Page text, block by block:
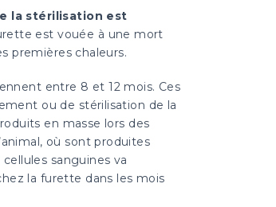
la stérilisation est
est vouée à une mort
premières chaleurs.
entre 8 et 12 mois. Ces
ou de stérilisation de la
en masse lors des
où sont produites
sanguines va
la furette dans les mois